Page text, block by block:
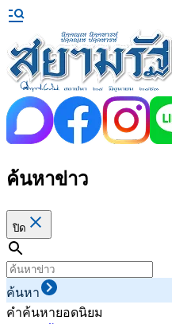
ค้นหาข่าว
ปิด
ค้นหา
คำค้นหายอดนิยม